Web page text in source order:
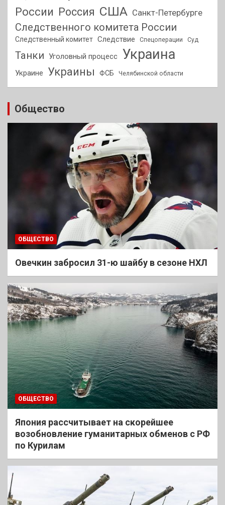
России Россия США Санкт-Петербурге
Следственного комитета России
Следственный комитет Следствие Спецоперации Суд
Танки Уголовный процесс Украина
Украине Украины ФСБ Челябинской области
Общество
ОБЩЕСТВО
Овечкин забросил 31-ю шайбу в сезоне НХЛ
ОБЩЕСТВО
Япония рассчитывает на скорейшее
возобновление гуманитарных обменов с РФ
по Курилам